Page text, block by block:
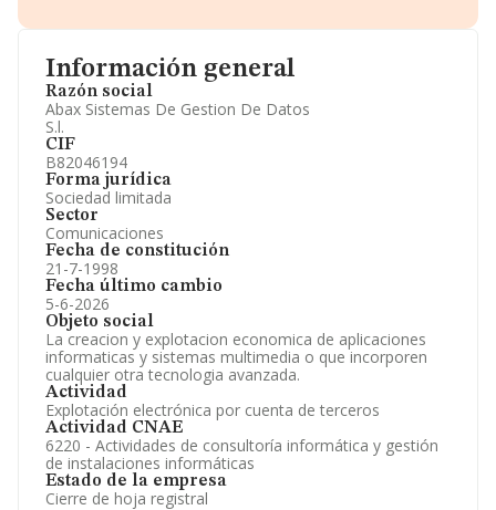
Información general
Razón social
Abax Sistemas De Gestion De Datos
S.l.
CIF
B82046194
Forma jurídica
Sociedad limitada
Sector
Comunicaciones
Fecha de constitución
21-7-1998
Fecha último cambio
5-6-2026
Objeto social
La creacion y explotacion economica de aplicaciones
informaticas y sistemas multimedia o que incorporen
cualquier otra tecnologia avanzada.
Actividad
Explotación electrónica por cuenta de terceros
Actividad CNAE
6220 - Actividades de consultoría informática y gestión
de instalaciones informáticas
Estado de la empresa
Cierre de hoja registral
Información oficial y registral complementaria.